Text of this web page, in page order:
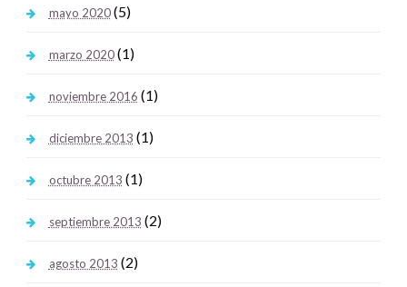
mayo 2020(5)
marzo 2020(1)
noviembre 2016 (1)
diciembre 2013 (1)
octubre 2013 (1)
septiembre 2013 (2)
agosto 2013 (2)